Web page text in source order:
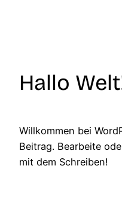
Hallo
Willkommen bei
Beitrag. Bearbeite
mit dem Schreiben!